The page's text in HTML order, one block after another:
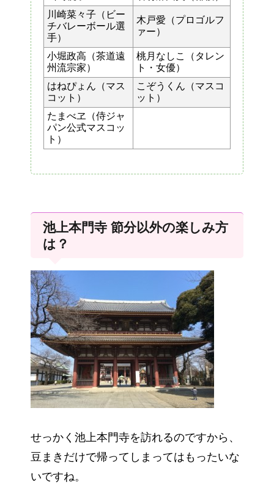
川崎菜々子（ビー
チバレーボール選
手）
木戸愛（プロゴルフ
ァー）
小堀政高（茶道遠
州流宗家）
桃月なしこ（タレン
ト・女優）
はねぴょん（マス
コット）
こぞうくん（マスコ
ット）
たまべヱ（侍ジャ
パン公式マスコッ
ト）
池上本門寺 節分以外の楽しみ方
は？
せっかく池上本門寺を訪れるのですから、
豆まきだけで帰ってしまってはもったいな
いですね。